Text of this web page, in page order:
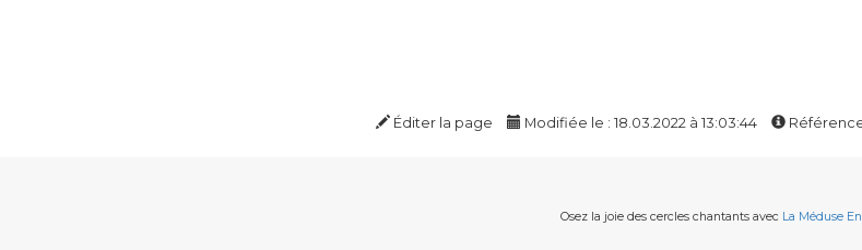
Éditer la page Modifiée le : 18.03.2022 à 13:03:44
Osez la joie des cercles chantants avec La Méduse